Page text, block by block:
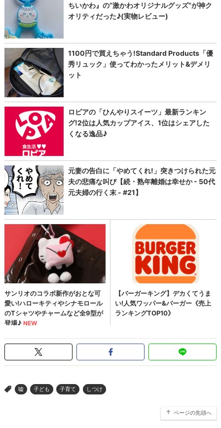
> 嘘 子ども 子育て しつけ
ページの先頭へ